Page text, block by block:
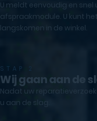
U meldt eenvoudig en
afspraakmodule. U kunt
langskomen in de winkel.
STAP 2
Wij gaan aan de
Nadat uw
u aan de slag.